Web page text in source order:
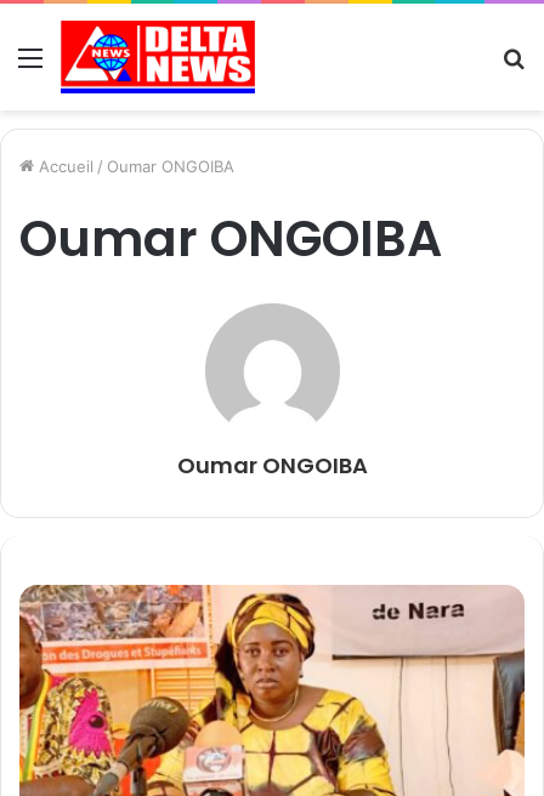
Menu
Accueil / Oumar ONGOIBA
Oumar ONGOIBA
Oumar ONGOIBA